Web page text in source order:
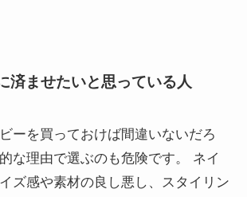
済ませたいと思っている人
ーを買っておけば間違いないだろ
な理由で選ぶのも危険です。 ネイ
ズ感や素材の良し悪し、スタイリン